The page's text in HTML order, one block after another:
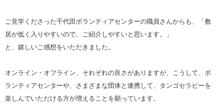
ご見学くださった千代田ボランティアセンターの職員さんからも、「敷
居が低く入りやすいので、ご紹介しやすいと思います。」
と、嬉しいご感想をいただきました。
オンライン・オフライン、それぞれの良さがありますが、こうして、ボ
ランティアセンターや、さまざまな団体と連携して、タンゴセラピーを
楽しんでいただける方が増えることを願っています。